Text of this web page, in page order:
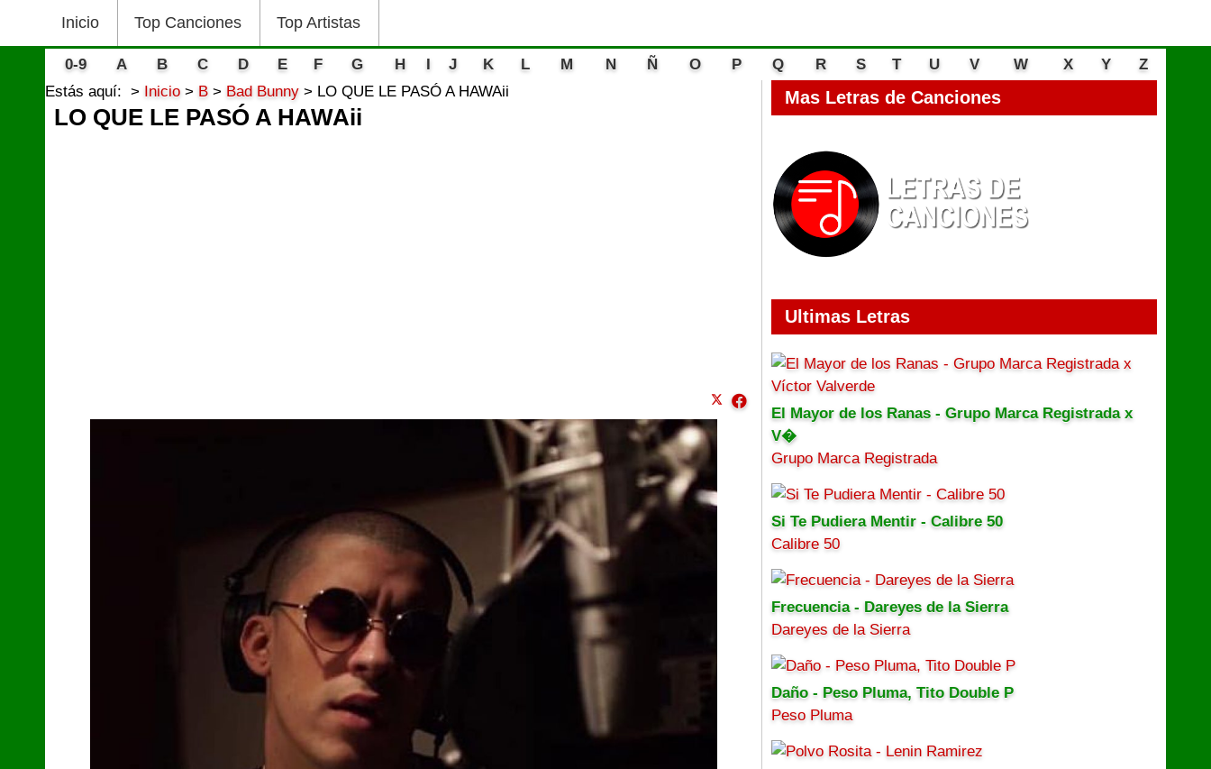
Inicio Top Canciones Top Artistas
0-9 A B C D E F G H I J K L M N Ñ O P Q R S T U V W X Y
Z
Estás aquí:
Inicio B Bad Bunny LO QUE LE PASÓ A HAWAii
LO QUE LE PASÓ A HAWAii
Mas Letras de Canciones
Ultimas Letras
El Mayor de los Ranas - Grupo Marca Registrada x
V�
Grupo Marca Registrada
Si Te Pudiera Mentir - Calibre 50
Calibre 50
Frecuencia - Dareyes de la Sierra
Dareyes de la Sierra
Daño - Peso Pluma, Tito Double P
Peso Pluma